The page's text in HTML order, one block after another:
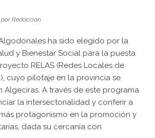
porRedacción
ha sido elegido por la
y Bienestar Social para la puesta
RELAS (Redes Locales de
cuyo pilotaje en la provincia se
Algeciras. A través de este programa
la intersectorialidad y conferir a
protagonismo en la promoción y
dada su cercanía con